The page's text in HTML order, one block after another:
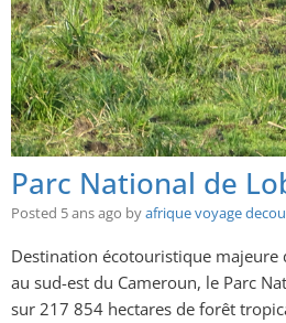
Parc National de
Posted 5 ans ago byafrique voyage
Destination écotouristique majeure
au sud-est du Cameroun, le Parc
sur 217 854 hectares de forêt